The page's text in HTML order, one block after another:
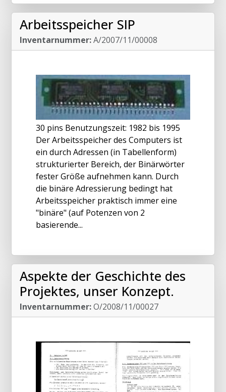
Arbeitsspeicher SIP
Inventarnummer:A/2007/11/00008
30 pins Benutzungszeit: 1982 bis 1995
Der Arbeitsspeicher des Computers ist
ein durch Adressen (in Tabellenform)
strukturierter Bereich, der Binärwörter
fester Größe aufnehmen kann. Durch
die binäre Adressierung bedingt hat
Arbeitsspeicher praktisch immer eine
"binäre" (auf Potenzen von 2
basierende...
Aspekte der Geschichte des
Projektes, unser Konzept.
Inventarnummer:O/2008/11/00027